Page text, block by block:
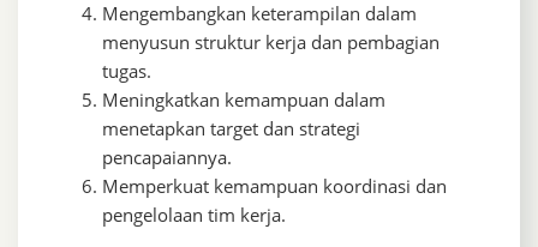
Mengembangkan keterampilan dalam
menyusun struktur kerja dan pembagian
tugas.
Meningkatkan kemampuan dalam
menetapkan target dan strategi
pencapaiannya.
Memperkuat kemampuan koordinasi dan
pengelolaan tim kerja.